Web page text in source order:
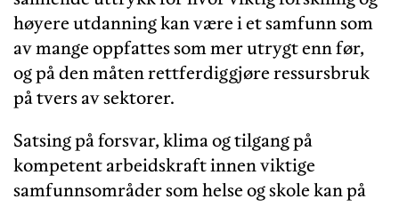
høyere utdanning kan være i et samfunn som
av mange oppfattes som mer utrygt enn før,
og på den måten rettferdiggjøre ressursbruk
på tvers av sektorer.
Satsing på forsvar, klima og tilgang på
kompetent arbeidskraft innen viktige
samfunnsområder som helse og skole kan på